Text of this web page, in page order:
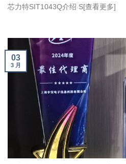
芯力特SIT1043Q介绍 S[查看更多]
03
3 月